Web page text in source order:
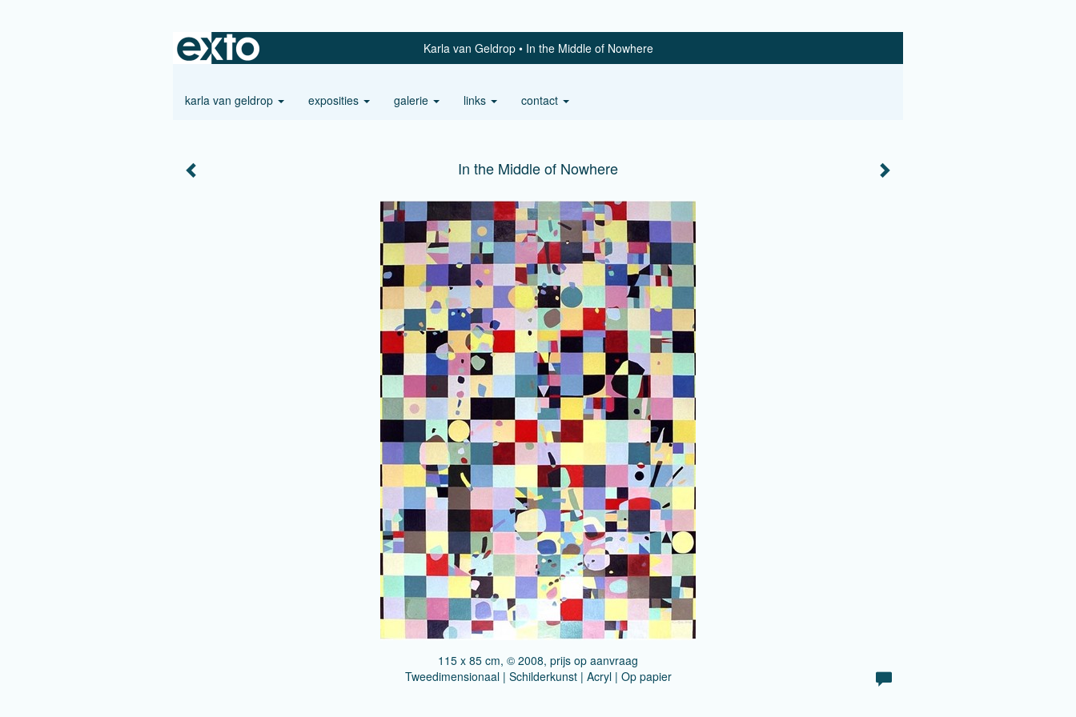
Karla van Geldrop In the Middle of Nowhere
karla van geldrop exposities galerie links contact
In the Middle of Nowhere
115 x 85 cm, © 2008, prijs op aanvraag
Tweedimensionaal | Schilderkunst | Acryl | Op papier